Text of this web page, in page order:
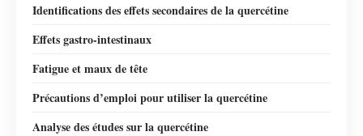
Identifications des effets secondaires de la quercétine
Effets gastro-intestinaux
Fatigue et maux de tête
Précautions d’emploi pour utiliser la quercétine
Analyse des études sur la quercétine